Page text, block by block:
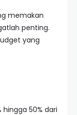
memakan
penting.
yang
hingga 50% dari